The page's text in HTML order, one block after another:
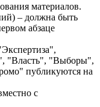
материалов.
– должна быть
абзаце
"Власть", "Выборы",
публикуются на
с